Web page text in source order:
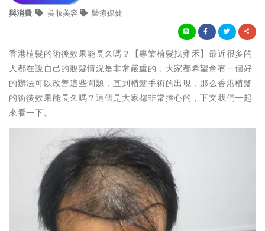
與消費 美妝美容 醫療保健
香港植髮的術後效果能長久嗎？【專業植髮找雍禾】最近很多的
人都在說自己的脫髮情況是非常嚴重的，大家都希望會有一個好
的辦法可以改善這些問題，直到植髮手術的出現，那么香港植髮
的術後效果能長久嗎？這個是大家都非常擔心的，下文我們一起
來看一下。